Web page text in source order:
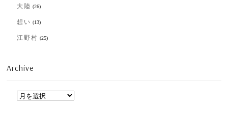
大陸 (26)
想い (13)
江野村 (25)
Archive